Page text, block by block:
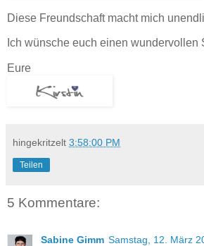
Diese Freundschaft macht mich
Ich wünsche euch einen wundervollen
Eure
hingekritzelt 3:58:00 PM
Teilen
5 Kommentare:
Sabine Gimm Samstag, 12. März